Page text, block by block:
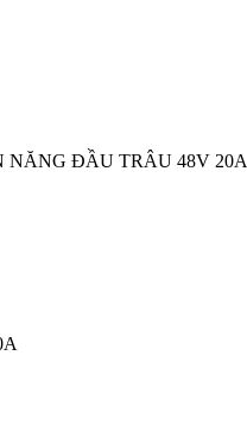
NĂNG ĐẦU TRÂU 48V 20A